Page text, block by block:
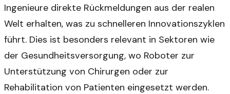
Ingenieure direkte Rückmeldungen aus der realen
Welt erhalten, was zu schnelleren Innovationszyklen
führt. Dies ist besonders relevant in Sektoren wie
der Gesundheitsversorgung, wo Roboter zur
Unterstützung von Chirurgen oder zur
Rehabilitation von Patienten eingesetzt werden.